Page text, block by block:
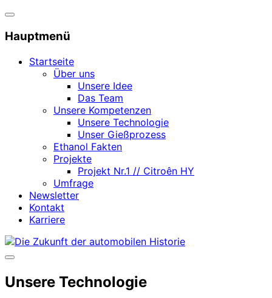
Navigation
Hauptmenü
Startseite
Über uns
Unsere Idee
Das Team
Unsere Kompetenzen
Unsere Technologie
Unser Gießprozess
Ethanol Fakten
Projekte
Projekt Nr.1 // Citroên HY
Umfrage
Newsletter
Kontakt
Karriere
Zum
Inhalt
Seitenleiste
Navigation
umschalten
Unsere Technologie